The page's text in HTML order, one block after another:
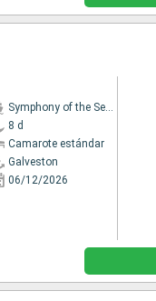
Symphony of the Seas
8 d
Camarote estándar
Galveston
06/12/2026